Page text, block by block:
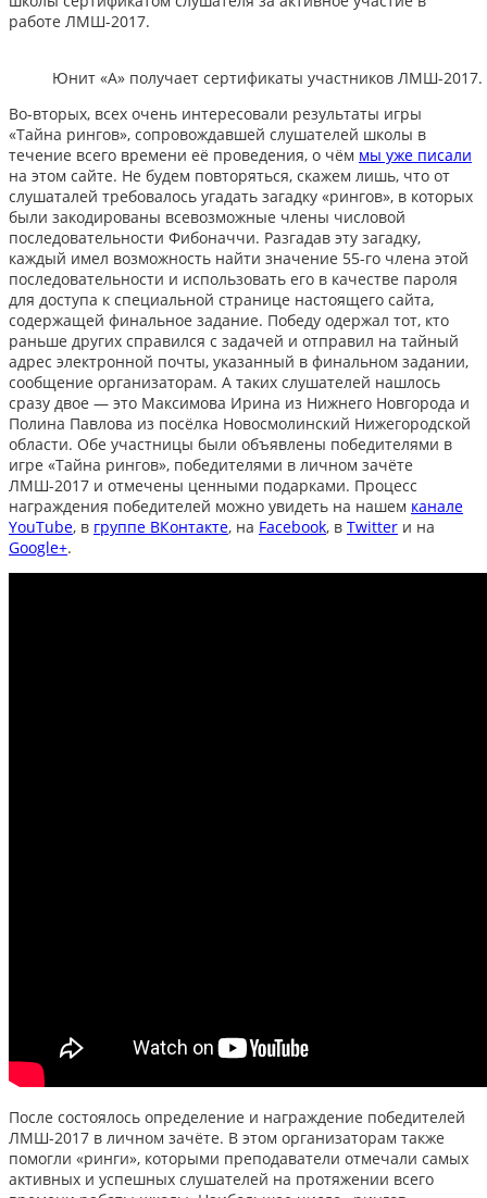
работе ЛМШ-2017.
Юнит «А» получает сертификаты участников ЛМШ-2017.
Во-вторых, всех очень интересовали результаты игры
«Тайна рингов», сопровождавшей слушателей школы в
течение всего времени её проведения, о чём мы уже писали
на этом сайте. Не будем повторяться, скажем лишь, что от
слушаталей требовалось угадать загадку «рингов», в которых
были закодированы всевозможные члены числовой
последовательности Фибоначчи. Разгадав эту загадку,
каждый имел возможность найти значение 55-го члена этой
последовательности и использовать его в качестве пароля
для доступа к специальной странице настоящего сайта,
содержащей финальное задание. Победу одержал тот, кто
раньше других справился с задачей и отправил на тайный
адрес электронной почты, указанный в финальном задании,
сообщение организаторам. А таких слушателей нашлось
сразу двое — это Максимова Ирина из Нижнего Новгорода и
Полина Павлова из посёлка Новосмолинский Нижегородской
области. Обе участницы были объявлены победителями в
игре «Тайна рингов», победителями в личном зачёте
ЛМШ-2017 и отмечены ценными подарками. Процесс
награждения победителей можно увидеть на нашем канале
YouTube, в группе ВКонтакте, на Facebook, в Twitter и на
Google+.
После состоялось определение и награждение победителей
ЛМШ-2017 в личном зачёте. В этом организаторам также
помогли «ринги», которыми преподаватели отмечали самых
активных и успешных слушателей на протяжении всего